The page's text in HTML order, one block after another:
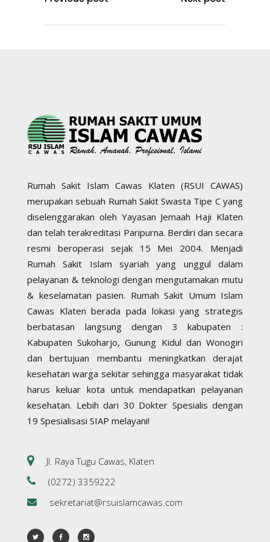
Rumah Sakit Islam Cawas Klaten (RSUI CAWAS)
merupakan sebuah Rumah Sakit Swasta Tipe C yang
diselenggarakan oleh Yayasan Jemaah Haji Klaten
dan telah terakreditasi Paripurna. Berdiri dan secara
resmi beroperasi sejak 15 Mei 2004. Menjadi
Rumah Sakit Islam syariah yang unggul dalam
pelayanan & teknologi dengan mengutamakan mutu
& keselamatan pasien. Rumah Sakit Umum Islam
Cawas Klaten berada pada lokasi yang strategis
berbatasan langsung dengan 3 kabupaten :
Kabupaten Sukoharjo, Gunung Kidul dan Wonogiri
dan bertujuan membantu meningkatkan derajat
kesehatan warga sekitar sehingga masyarakat tidak
harus keluar kota untuk mendapatkan pelayanan
kesehatan. Lebih dari 30 Dokter Spesialis dengan
19 Spesialisasi SIAP melayani!
Jl. Raya Tugu Cawas, Klaten
(0272) 3359222
sekretariat@rsuislamcawas.com